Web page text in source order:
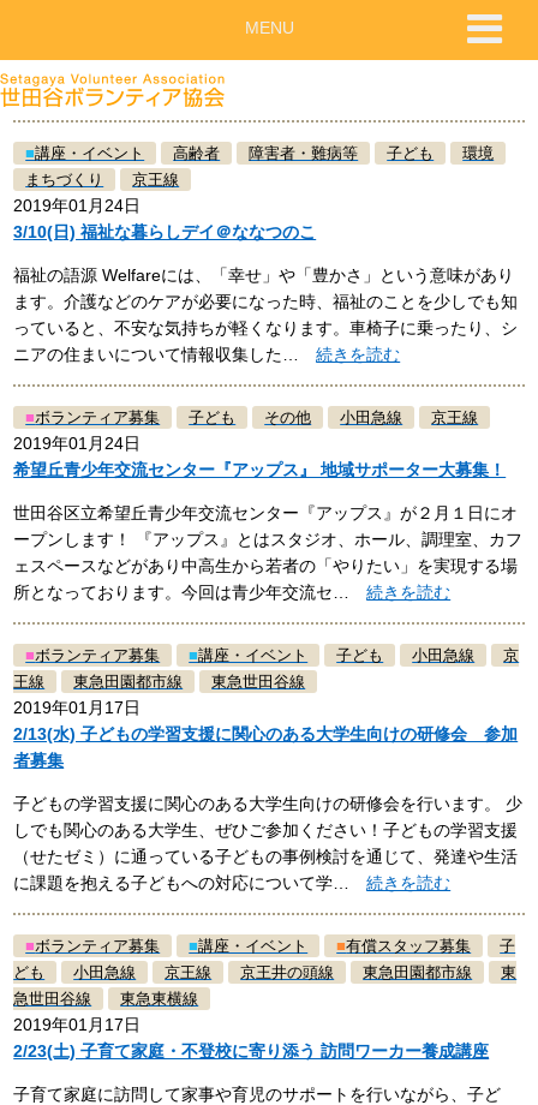
■講座・イベント 高齢者 障害者・難病等 子ども
環境
まちづくり
京王線
2019年01月24日
3/10(日) 福祉な暮らしデイ＠ななつのこ
福祉の語源 Welfareには、「幸せ」や「豊かさ」という意味があり
ます。介護などのケアが必要になった時、福祉のことを少しでも知
っていると、不安な気持ちが軽くなります。車椅子に乗ったり、シ
ニアの住まいについて情報収集した…続きを読む
■ボランティア募集 子ども その他 小田急線 京王線
2019年01月24日
希望丘青少年交流センター『アップス』 地域サポーター大募集！
世田谷区立希望丘青少年交流センター『アップス』が２月１日にオ
ープンします！ 『アップス』とはスタジオ、ホール、調理室、カフ
ェスペースなどがあり中高生から若者の「やりたい」を実現する場
所となっております。今回は青少年交流セ…続きを読む
■ボランティア募集 ■講座・イベント 子ども 小田急線
京
王線
東急田園都市線 東急世田谷線
2019年01月17日
2/13(水) 子どもの学習支援に関心のある大学生向けの研修会 参加
者募集
子どもの学習支援に関心のある大学生向けの研修会を行います。 少
しでも関心のある大学生、ぜひご参加ください！子どもの学習支援
（せたゼミ）に通っている子どもの事例検討を通じて、発達や生活
に課題を抱える子どもへの対応について学…続きを読む
■ボランティア募集 ■講座・イベント ■有償スタッフ募集
子
ども
小田急線 京王線 京王井の頭線 東急田園都市線
東
急世田谷線
東急東横線
2019年01月17日
2/23(土) 子育て家庭・不登校に寄り添う 訪問ワーカー養成講座
子育て家庭に訪問して家事や育児のサポートを行いながら、子ど
MENU